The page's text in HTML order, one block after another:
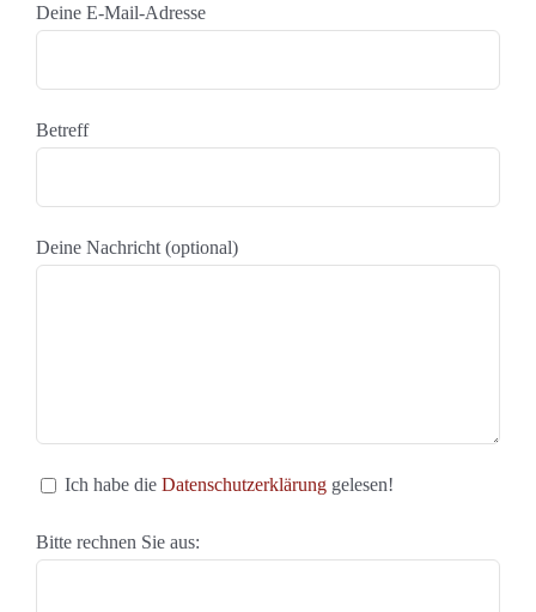
Deine E-Mail-Adresse
Betreff
Deine Nachricht (optional)
Ich habe die Datenschutzerklärunggelesen!
Bitte rechnen Sie aus: